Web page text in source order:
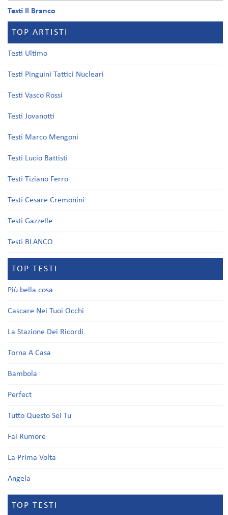
Testi Il Branco
TOP ARTISTI
Testi Ultimo
Testi Pinguini Tattici Nucleari
Testi Vasco Rossi
Testi Jovanotti
Testi Marco Mengoni
Testi Lucio Battisti
Testi Tiziano Ferro
Testi Cesare Cremonini
Testi Gazzelle
Testi BLANCO
TOP TESTI
Più bella cosa
Cascare Nei Tuoi Occhi
La Stazione Dei Ricordi
Torna A Casa
Bambola
Perfect
Tutto Questo Sei Tu
Fai Rumore
La Prima Volta
Angela
TOP TESTI